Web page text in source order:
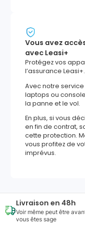
Vous avez
avec Leasi+
Protégez vos
l’assurance Leasi+.
Avec notre
laptops ou
la panne et le vol.
En plus, si vous
en fin de contrat,
cette protection.
vous profitez de
imprévus.
Livraison en 48h
Voir même peut être
vous êtes sage